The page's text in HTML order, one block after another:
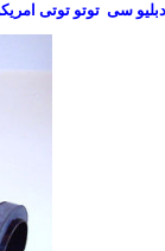
سی توتو توتی